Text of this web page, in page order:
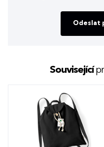
Odeslat
Související